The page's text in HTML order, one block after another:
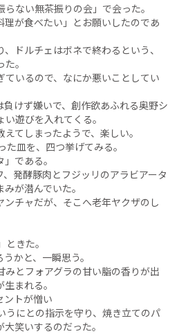
ない無茶振りの会」で会った。
理が食べたい」とお願いしたのであ
ドルチェはボネで終わるという、
。
ているので、なにか悪いことしてい
けず嫌いで、創作欲あふれる奥野シ
遊びを入れてくる。
てしまったようで、楽しい。
皿を、四つ挙げてみる。
である。
発酵豚肉とフジッリのアラビアータ
が潜んでいた。
チャだが、そこへ老年ヤクザのし
ときた。
かと、一瞬思う。
みとフォアグラの甘い脂の香りが出
まれる。
ントが憎い
うにとの指示を守り、焼き立てのパ
笑いするのだった。